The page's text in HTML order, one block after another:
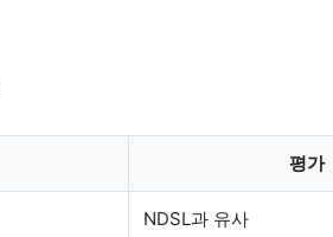
평가
NDSL과 유사